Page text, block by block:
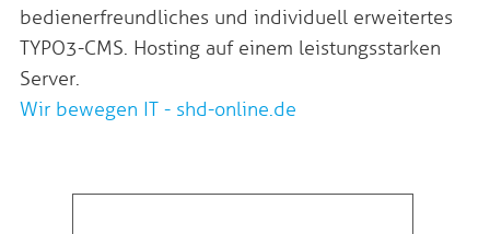
bedienerfreundliches und individuell erweitertes
TYPO3-CMS. Hosting auf einem leistungsstarken
Server.
Wir bewegen IT - shd-online.de